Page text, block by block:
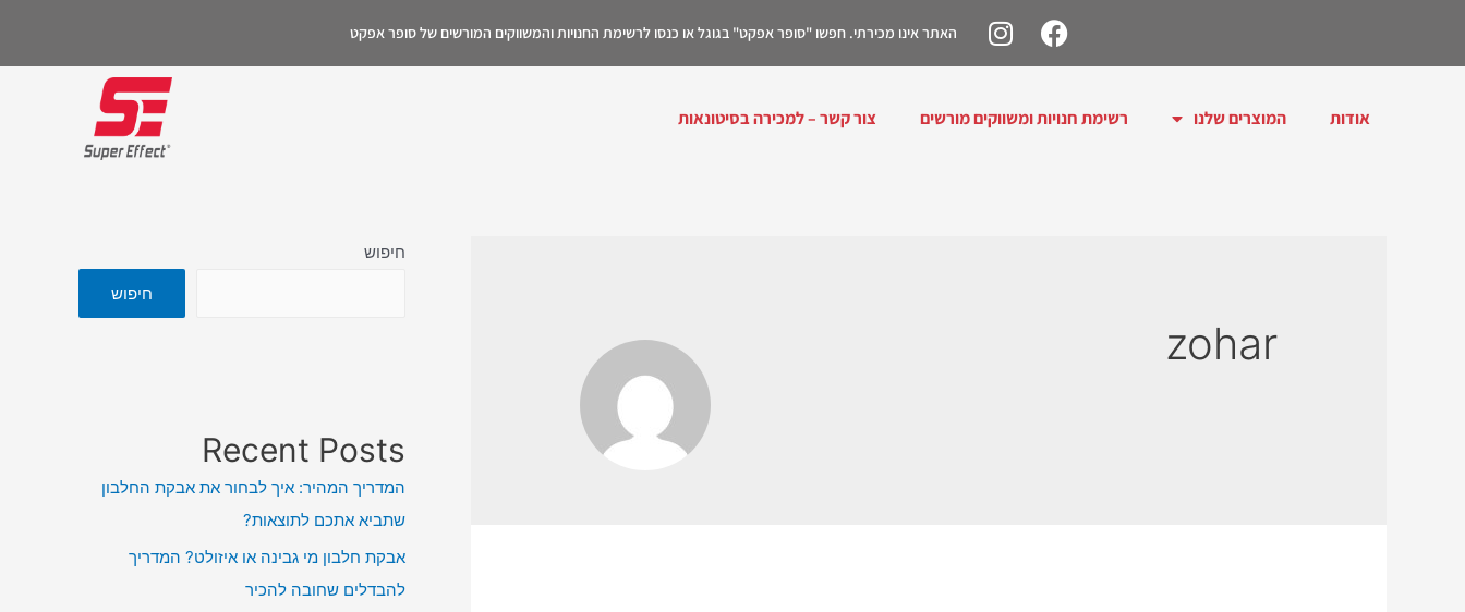
האתר אינו מכירתי. חפשו "סופר אפקט" בגוגל או כנסו לרשימת החנויות והמשווקים המורשים של סופר אפקט
אודות המוצרים שלנו רשימת חנויות ומשווקים מורשים צור קשר – למכירה בסיטונאות
zohar
חיפוש
חיפוש
Recent Posts
המדריך המהיר: איך לבחור את אבקת החלבון
שתביא אתכם לתוצאות?
אבקת חלבון מי גבינה או איזולט? המדריך
להבדלים שחובה להכיר